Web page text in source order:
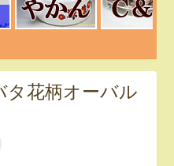
タ花柄オーバル